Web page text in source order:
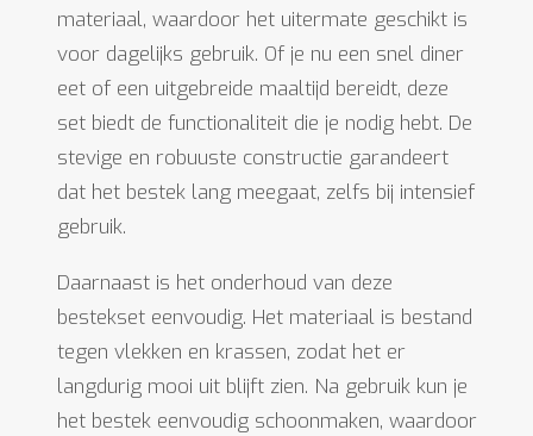
materiaal, waardoor het uitermate geschikt is
voor dagelijks gebruik. Of je nu een snel diner
eet of een uitgebreide maaltijd bereidt, deze
set biedt de functionaliteit die je nodig hebt. De
stevige en robuuste constructie garandeert
dat het bestek lang meegaat, zelfs bij intensief
gebruik.
Daarnaast is het onderhoud van deze
bestekset eenvoudig. Het materiaal is bestand
tegen vlekken en krassen, zodat het er
langdurig mooi uit blijft zien. Na gebruik kun je
het bestek eenvoudig schoonmaken, waardoor